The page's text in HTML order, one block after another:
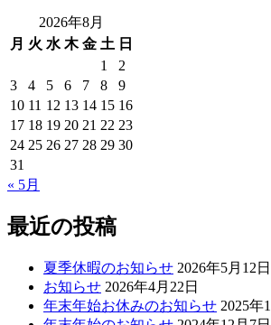
2026年8月
月 火 水 木 金 土 日
1
2
3
4 5 6 7 8
9
10 11 12 13 14 15 16
17 18 19 20 21 22 23
24 25 26 27 28 29 30
31
« 5月
最近の投稿
夏季休暇のお知らせ 2026年5月12日
お知らせ 2026年4月22日
年末年始お休みのお知らせ 2025年